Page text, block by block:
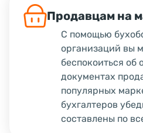
Продавцам на
С помощью
организаций вы
беспокоиться об
документах
популярных
бухгалтеров
составлены по